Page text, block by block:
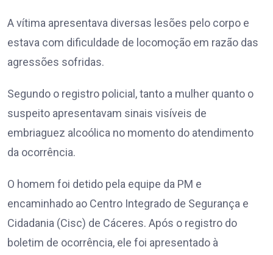
A vítima apresentava diversas lesões pelo corpo e
estava com dificuldade de locomoção em razão das
agressões sofridas.
Segundo o registro policial, tanto a mulher quanto o
suspeito apresentavam sinais visíveis de
embriaguez alcoólica no momento do atendimento
da ocorrência.
O homem foi detido pela equipe da PM e
encaminhado ao Centro Integrado de Segurança e
Cidadania (Cisc) de Cáceres. Após o registro do
boletim de ocorrência, ele foi apresentado à